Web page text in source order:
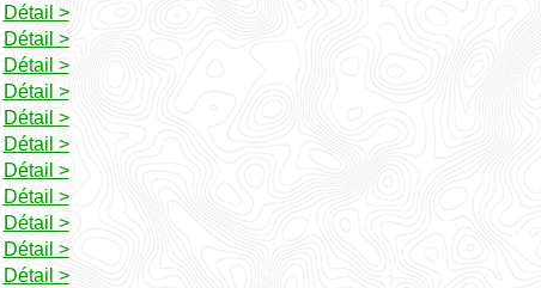
Détail >
Détail >
Détail >
Détail >
Détail >
Détail >
Détail >
Détail >
Détail >
Détail >
Détail >